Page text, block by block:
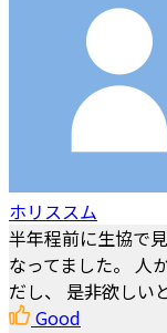
ホリススム
半年程前に生協で
なってました。 人
だし、 是非欲しい
Good